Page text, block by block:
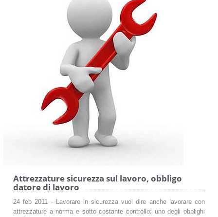
Attrezzature sicurezza sul lavoro, obbligo
datore di lavoro
24 feb 2011 - Lavorare in sicurezza vuol dire anche lavorare con
attrezzature a norma e sotto costante controllo: uno degli obblighi